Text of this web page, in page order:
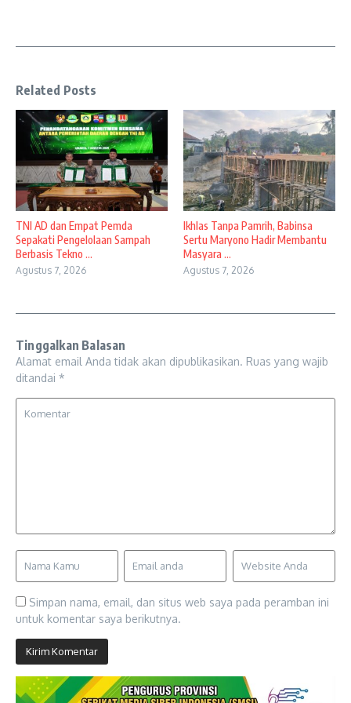
Related Posts
TNI AD dan Empat Pemda
Sepakati Pengelolaan Sampah
Berbasis Tekno ...
Agustus 7, 2026
Ikhlas Tanpa Pamrih, Babinsa
Sertu Maryono Hadir Membantu
Masyara ...
Agustus 7, 2026
Tinggalkan Balasan
Alamat email Anda tidak akan dipublikasikan. Ruas yang wajib
ditandai *
Simpan nama, email, dan situs web saya pada peramban ini
untuk komentar saya berikutnya.